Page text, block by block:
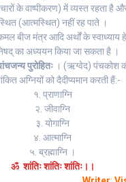
के वाष्पीकरण) में व्यस्त रहता है
(आत्मस्थित) नहीं रह पाते ।
बीज मंत्र आदि अर्थों के स्वाध्याय
का अध्ययन किया जा सकता है ।
पुरोहितः। (ऋग्वेद) पंचकोश की
अग्नियों को दैदीप्यमान करती हैं:-
१. प्राणाग्नि
२. जीवाग्नि
३. योगाग्नि
४. आत्माग्नि
५. ब्रह्माग्नि ।
ॐ शांतिः शांतिः शांतिः।।